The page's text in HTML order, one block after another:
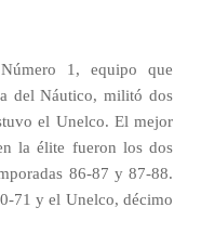
1, equipo que
del Náutico, militó dos
el Unelco. El mejor
la élite fueron los dos
86-87 y 87-88.
71 y el Unelco, décimo